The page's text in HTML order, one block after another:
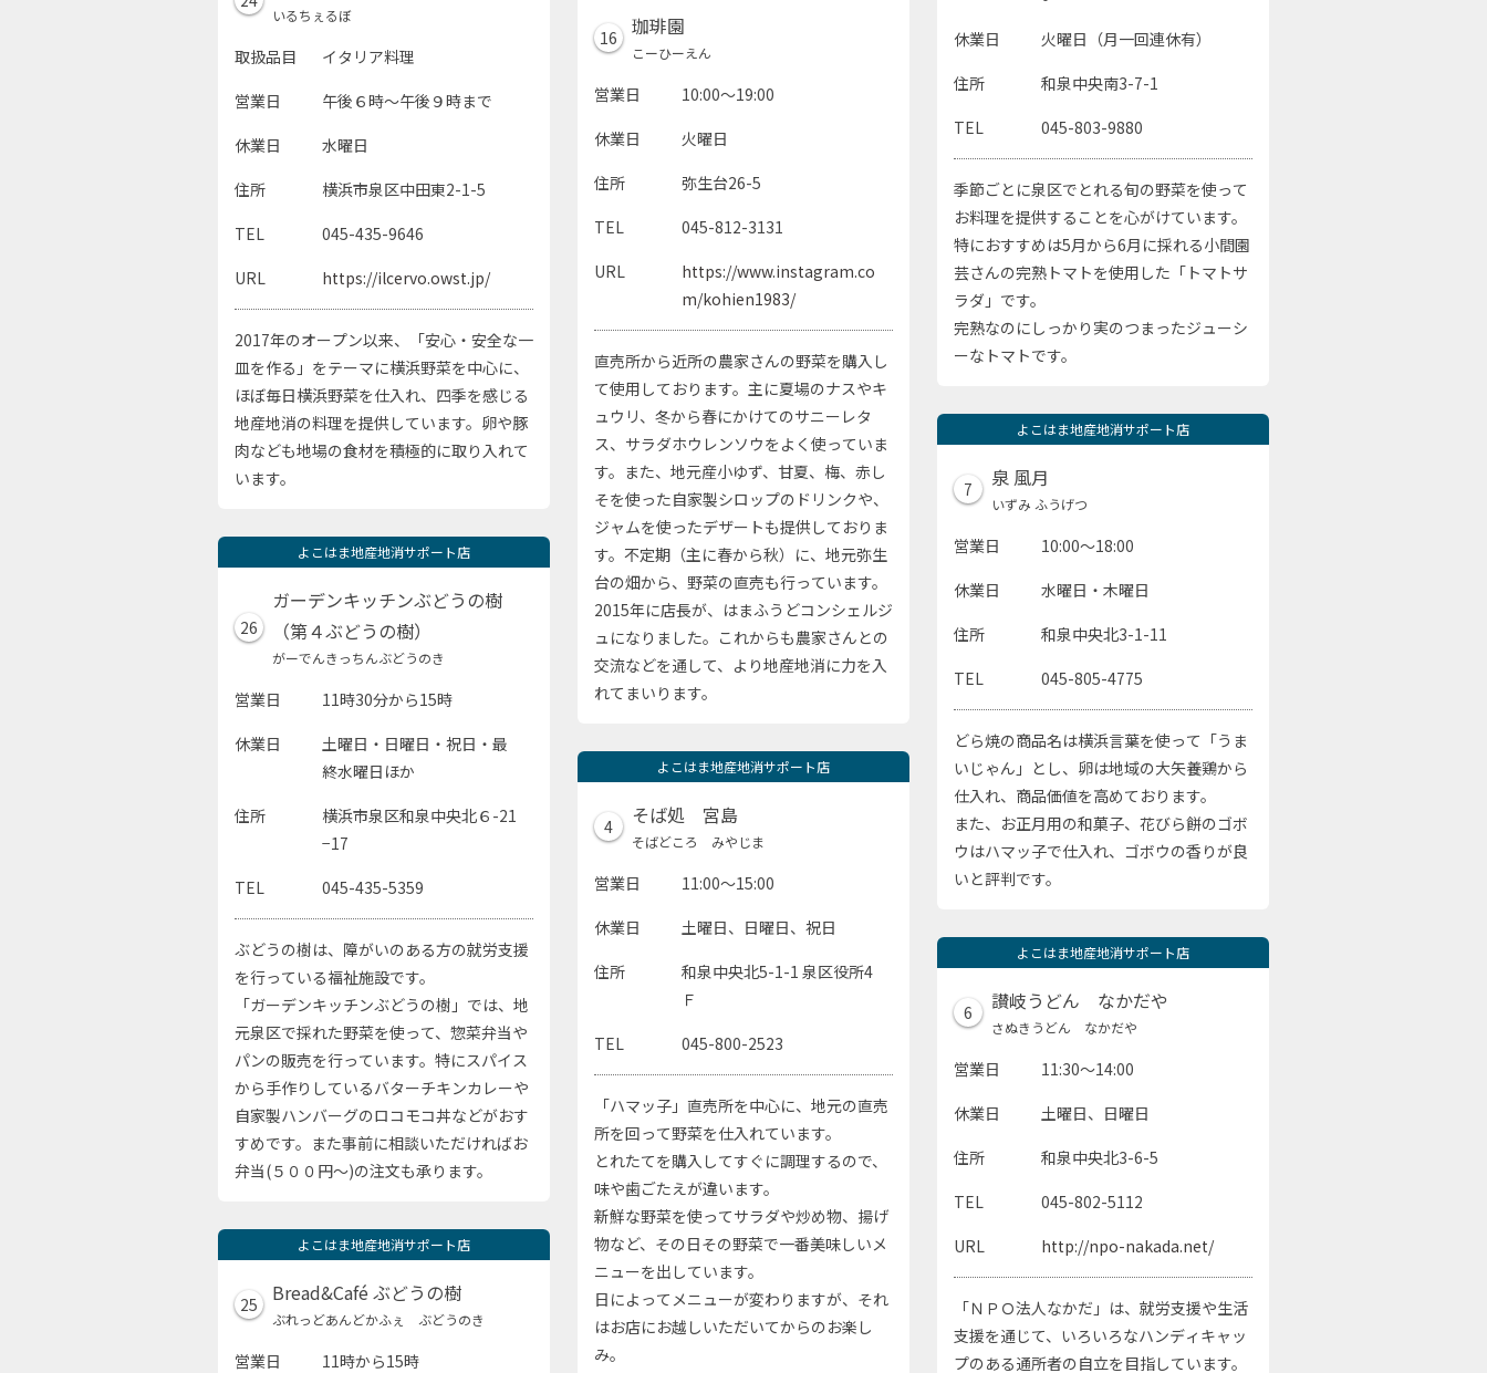
いるちぇるぼ
取扱品目
イタリア料理
営業日
午後６時～午後９時まで
休業日
水曜日
住所
横浜市泉区中田東2-1-5
TEL
045-435-9646
URL
https://ilcervo.owst.jp/
2017年のオープン以来、「安心・安全な一
皿を作る」をテーマに横浜野菜を中心に、
ほぼ毎日横浜野菜を仕入れ、四季を感じる
地産地消の料理を提供しています。卵や豚
肉なども地場の食材を積極的に取り入れて
います。
よこはま地産地消サポート店
26
ガーデンキッチンぶどうの樹
（第４ぶどうの樹）
がーでんきっちんぶどうのき
営業日
11時30分から15時
休業日
土曜日・日曜日・祝日・最
終水曜日ほか
住所
横浜市泉区和泉中央北６-21
−17
TEL
045-435-5359
ぶどうの樹は、障がいのある方の就労支援
を行っている福祉施設です。
「ガーデンキッチンぶどうの樹」では、地
元泉区で採れた野菜を使って、惣菜弁当や
パンの販売を行っています。特にスパイス
から手作りしているバターチキンカレーや
自家製ハンバーグのロコモコ丼などがおす
すめです。また事前に相談いただければお
弁当(５００円～)の注文も承ります。
よこはま地産地消サポート店
25 Bread&Café ぶどうの樹
ぶれっどあんどかふぇ ぶどうのき
営業日 11時から15時
16 珈琲園
こーひーえん
営業日
10:00～19:00
休業日
火曜日
住所
弥生台26-5
TEL
045-812-3131
URL
https://www.instagram.co
m/kohien1983/
直売所から近所の農家さんの野菜を購入し
て使用しております。主に夏場のナスやキ
ュウリ、冬から春にかけてのサニーレタ
ス、サラダホウレンソウをよく使っていま
す。また、地元産小ゆず、甘夏、梅、赤し
そを使った自家製シロップのドリンクや、
ジャムを使ったデザートも提供しておりま
す。不定期（主に春から秋）に、地元弥生
台の畑から、野菜の直売も行っています。
2015年に店長が、はまふうどコンシェルジ
ュになりました。これからも農家さんとの
交流などを通して、より地産地消に力を入
れてまいります。
よこはま地産地消サポート店
4 そば処 宮島
そばどころ みやじま
営業日
11:00～15:00
休業日
土曜日、日曜日、祝日
住所
和泉中央北5-1-1 泉区役所4
Ｆ
TEL
045-800-2523
「ハマッ子」直売所を中心に、地元の直売
所を回って野菜を仕入れています。
とれたてを購入してすぐに調理するので、
味や歯ごたえが違います。
新鮮な野菜を使ってサラダや炒め物、揚げ
物など、その日その野菜で一番美味しいメ
ニューを出しています。
日によってメニューが変わりますが、それ
はお店にお越しいただいてからのお楽し
み。
休業日
火曜日（月一回連休有）
住所
和泉中央南3-7-1
TEL
045-803-9880
季節ごとに泉区でとれる旬の野菜を使って
お料理を提供することを心がけています。
特におすすめは5月から6月に採れる小間園
芸さんの完熟トマトを使用した「トマトサ
ラダ」です。
完熟なのにしっかり実のつまったジューシ
ーなトマトです。
よこはま地産地消サポート店
7 泉 風月
いずみ ふうげつ
営業日
10:00～18:00
休業日
水曜日・木曜日
住所
和泉中央北3-1-11
TEL
045-805-4775
どら焼の商品名は横浜言葉を使って「うま
いじゃん」とし、卵は地域の大矢養鶏から
仕入れ、商品価値を高めております。
また、お正月用の和菓子、花びら餅のゴボ
ウはハマッ子で仕入れ、ゴボウの香りが良
いと評判です。
よこはま地産地消サポート店
6 讃岐うどん なかだや
さぬきうどん なかだや
営業日
11:30～14:00
休業日
土曜日、日曜日
住所
和泉中央北3-6-5
TEL
045-802-5112
URL
http://npo-nakada.net/
「ＮＰＯ法人なかだ」は、就労支援や生活
支援を通じて、いろいろなハンディキャッ
プのある通所者の自立を目指しています。